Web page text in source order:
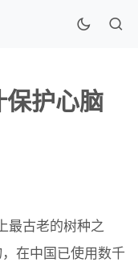
保护心脑
最古老的树种之
在中国已使用数千